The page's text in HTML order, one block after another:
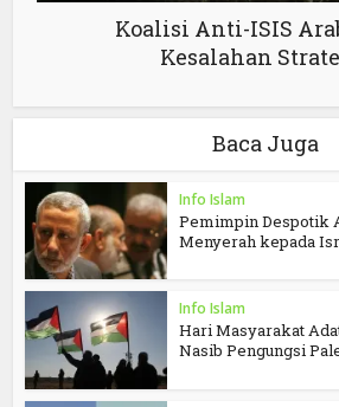
Koalisi Anti-ISIS
Kesalahan
Baca Juga
Info Islam
Pemimpin Despotik
Menyerah kepada
Info Islam
Hari Masyarakat
Nasib Pengungsi